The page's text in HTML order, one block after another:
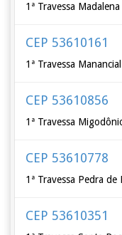
1ª Travessa
CEP 53610161
1ª Travessa
CEP 53610856
1ª Travessa
CEP 53610778
1ª Travessa Pedra
CEP 53610351